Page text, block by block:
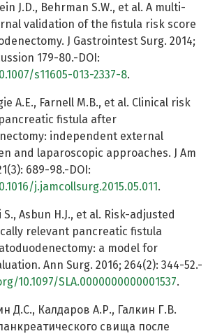
J.D., Behrman S.W., et al. A multi-
validation of the fistula risk score
J Gastrointest Surg. 2014;
179-80.-DOI:
s11605-013-2337-8.
A.E., Farnell M.B., et al. Clinical risk
fistula after
independent external
and laparoscopic approaches. J Am
689-98.-DOI:
j.jamcollsurg.2015.05.011 .
S., Asbun H.J., et al. Risk-adjusted
relevant pancreatic fistula
a model for
Ann Surg. 2016; 264(2): 344-52.-
10.1097/SLA.0000000000001537.
Д.С., Калдаров А.Р., Галкин Г.В.
свища после